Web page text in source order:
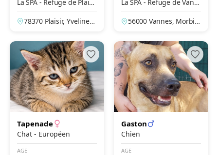
La SPA - Refuge de Plaisi
r
78370 Plaisir, Yvelines,
La SPA - Refuge de Vann
es
56000 Vannes, Morbih
Tapenade
Chat - Européen
AGE
Gaston
Chien
AGE